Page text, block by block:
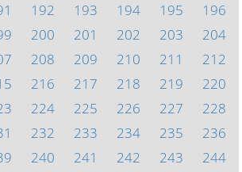
192 193 194 195
196
200 201 202 203
204
208 209 210 211
212
216 217 218 219
220
224 225 226 227
228
232 233 234 235
236
240 241 242 243
244